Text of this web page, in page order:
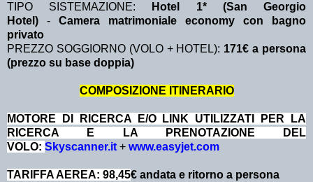
TIPO SISTEMAZIONE:
Hotel 1* (San Georgio
Hotel) - Camera matrimoniale economy con bagno
privato
PREZZO SOGGIORNO (VOLO + HOTEL): 171€ a persona
(prezzo su base doppia)
COMPOSIZIONE ITINERARIO
MOTORE DI RICERCA E/O LINK UTILIZZATI PER LA
RICERCA E LA PRENOTAZIONE DEL
VOLO: Skyscanner.it + www.easyjet.com
TARIFFA AEREA: 98,45€ andata e ritorno a persona